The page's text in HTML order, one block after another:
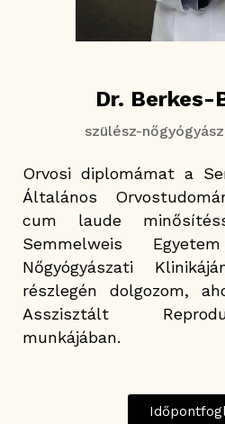
Dr. Berkes-
szülész-
Orvosi diplomámat a
Általános
cum laude
Semmelweis
Nőgyógyászati
részlegén dolgozom,
Asszisztált
munkájában.